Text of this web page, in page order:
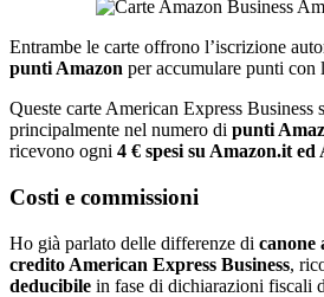
Entrambe le carte offrono l’iscrizione
punti Amazon per accumulare punti con
Queste carte American Express Business
principalmente nel numero di punti
ricevono ogni 4 € spesi su Amazon.it
Costi e commissioni
Ho già parlato delle differenze di canone
credito American Express Business,
deducibile in fase di dichiarazioni fiscali